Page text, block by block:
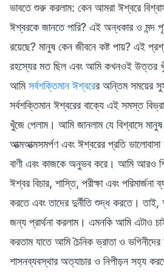
ভাবতে শুরু করলাম: কেন আমরা ঈশ্বরে
ঈশ্বরকে জানতে পারি? এই অন্ধকার ও মন্দ
রয়েছে? মানুষ কেন জীবনে কষ্ট পায়? এই
রহস্যের মত ছিল এবং আমি কখনওই উত্তর
আমিসর্বশক্তিমান ঈশ্বরের অন্তিম সময়ের
সর্বশক্তিমান ঈশ্বরের বাক্যে এই সমস্ত
খুঁজে পেলাম। আমি জানলাম যে বিশ্বাসে
আত্মআত্মসমর্পণ এবং ঈশ্বরের প্রতি
বাণী এবং কাজকে অনুভব করে। আমি আরও
ঈশ্বর বিচার, শাস্তি, পরীক্ষা এবং পরিমার্জনা
করতে এবং তাদের দুর্নীতি শুদ্ধ করতে।
জন্য প্রার্থনা করলাম। এমনকি আমি এটাও
করতাম যাতে আমি চৈনিক ভ্রাতা ও
শাসনব্যবস্থার অত্যাচার ও নিপীড়ন সহ্য